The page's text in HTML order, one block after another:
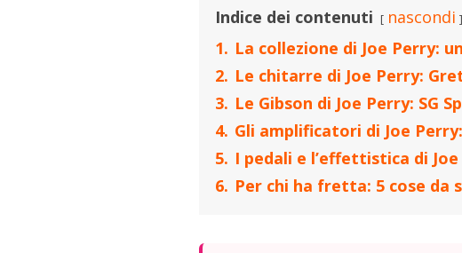
Indice dei contenuti
nascondi
1. La collezione di Joe Perry:
2. Le chitarre di Joe Perry:
3. Le Gibson di Joe Perry: SG
4. Gli amplificatori di Joe
5. I pedali e l’effettistica di
6. Per chi ha fretta: 5 cose da